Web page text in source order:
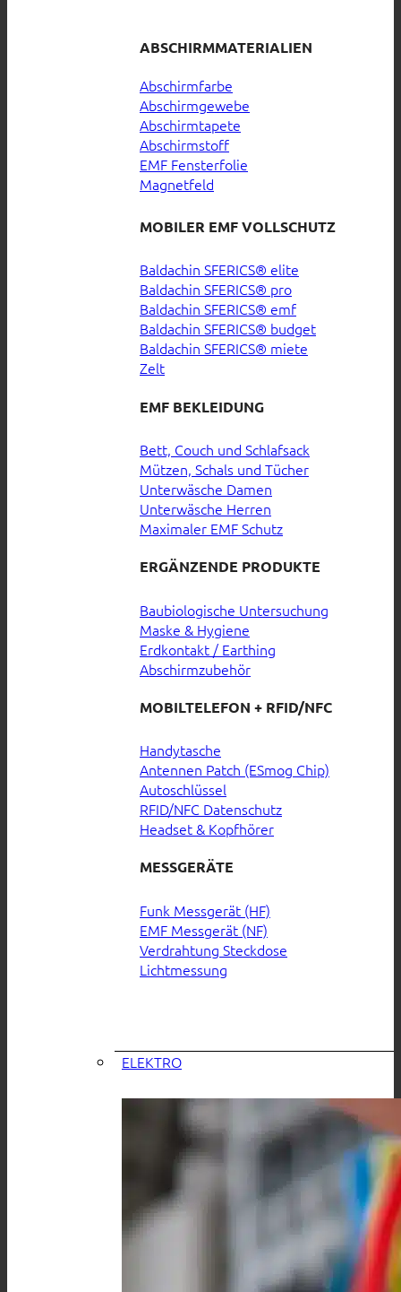
ABSCHIRMMATERIALIEN
Abschirmfarbe
Abschirmgewebe
Abschirmtapete
Abschirmstoff
EMF Fensterfolie
Magnetfeld
MOBILER EMF VOLLSCHUTZ
Baldachin SFERICS® elite
Baldachin SFERICS® pro
Baldachin SFERICS® emf
Baldachin SFERICS® budget
Baldachin SFERICS® miete
Zelt
EMF BEKLEIDUNG
Bett, Couch und Schlafsack
Mützen, Schals und Tücher
Unterwäsche Damen
Unterwäsche Herren
Maximaler EMF Schutz
ERGÄNZENDE PRODUKTE
Baubiologische Untersuchung
Maske & Hygiene
Erdkontakt / Earthing
Abschirmzubehör
MOBILTELEFON + RFID/NFC
Handytasche
Antennen Patch (ESmog Chip)
Autoschlüssel
RFID/NFC Datenschutz
Headset & Kopfhörer
MESSGERÄTE
Funk Messgerät (HF)
EMF Messgerät (NF)
Verdrahtung Steckdose
Lichtmessung
ELEKTRO